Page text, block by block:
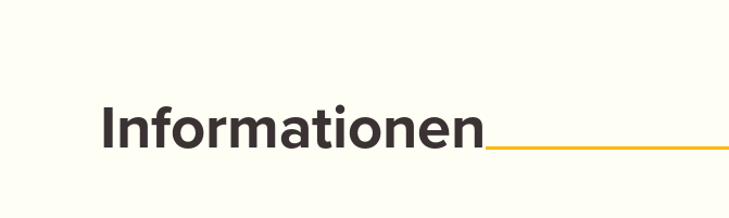
Informationen